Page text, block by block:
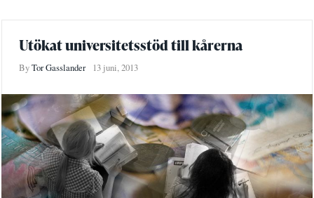
Utökat universitetsstöd till kårerna
ByTor Gasslander 13 juni, 2013